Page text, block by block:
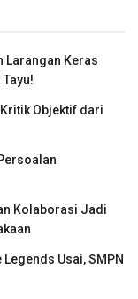
Larangan Keras
Objektif dari
Kolaborasi Jadi
Usai, SMPN